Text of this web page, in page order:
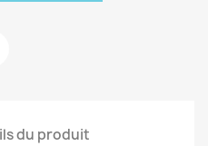
du produit